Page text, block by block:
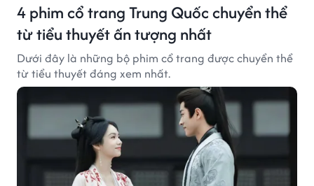
4 phim cổ trang Trung Quốc chuyển thể
từ tiểu thuyết ấn tượng nhất
Dưới đây là những bộ phim cổ trang được chuyển thể
từ tiểu thuyết đáng xem nhất.